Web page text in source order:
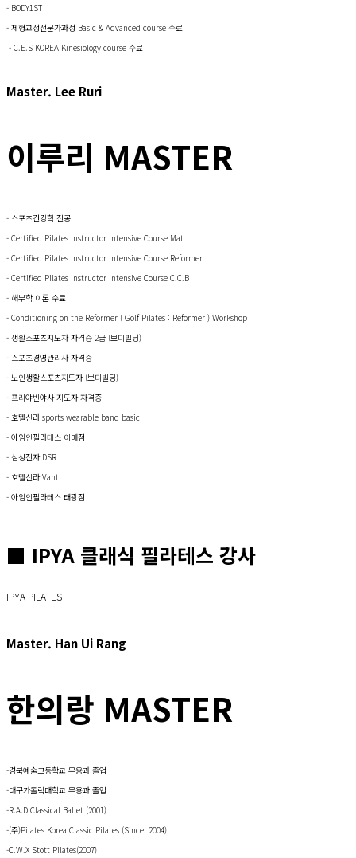
- BODY1ST
- 체형교정전문가과정 Basic & Advanced course 수료
- C.E.S KOREA Kinesiology course 수료
Master. Lee Ruri
이루리 MASTER
- 스포츠건강학 전공
- Certified Pilates Instructor Intensive Course Mat
- Certified Pilates Instructor Intensive Course Reformer
- Certified Pilates Instructor Intensive Course C.C.B
- 해부학 이론 수료
- Conditioning on the Reformer ( Golf Pilates : Reformer ) Workshop
- 생활스포츠지도자 자격증 2급 (보디빌딩)
- 스포츠경영관리사 자격증
- 노인생활스포츠지도자 (보디빌딩)
- 프리야빈야사 지도자 자격증
- 호텔신라 sports wearable band basic
- 아임인필라테스 이매점
- 삼성전자 DSR
- 호텔신라 Vantt
- 아임인필라테스 태광점
■ IPYA 클래식 필라테스 강사
IPYA PILATES
Master. Han Ui Rang
한의랑 MASTER
-경북예술고등학교 무용과 졸업
-대구가톨릭대학교 무용과 졸업
-R.A.D Classical Ballet (2001)
-(주)Pilates Korea Classic Pilates (Since. 2004)
-C.W.X Stott Pilates(2007)